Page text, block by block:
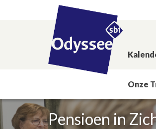
Onze
Pensioen in